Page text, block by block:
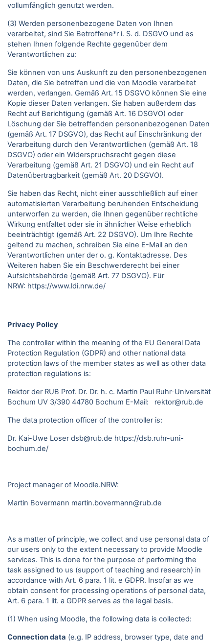
vollumfänglich genutzt werden.
(3) Werden personenbezogene Daten von Ihnen
verarbeitet, sind Sie Betroffene*r i. S. d. DSGVO und es
stehen Ihnen folgende Rechte gegenüber dem
Verantwortlichen zu:
Sie können von uns Auskunft zu den personenbezogenen
Daten, die Sie betreffen und die von Moodle verarbeitet
werden, verlangen. Gemäß Art. 15 DSGVO können Sie eine
Kopie dieser Daten verlangen. Sie haben außerdem das
Recht auf Berichtigung (gemäß Art. 16 DSGVO) oder
Löschung der Sie betreffenden personenbezogenen Daten
(gemäß Art. 17 DSGVO), das Recht auf Einschränkung der
Verarbeitung durch den Verantwortlichen (gemäß Art. 18
DSGVO) oder ein Widerspruchsrecht gegen diese
Verarbeitung (gemäß Art. 21 DSGVO) und ein Recht auf
Datenübertragbarkeit (gemäß Art. 20 DSGVO).
Sie haben das Recht, nicht einer ausschließlich auf einer
automatisierten Verarbeitung beruhenden Entscheidung
unterworfen zu werden, die Ihnen gegenüber rechtliche
Wirkung entfaltet oder sie in ähnlicher Weise erheblich
beeinträchtigt (gemäß Art. 22 DSGVO). Um Ihre Rechte
geltend zu machen, schreiben Sie eine E-Mail an den
Verantwortlichen unter der o. g. Kontaktadresse. Des
Weiteren haben Sie ein Beschwerderecht bei einer
Aufsichtsbehörde (gemäß Art. 77 DSGVO). Für
NRW: https://www.ldi.nrw.de/
Privacy Policy
The controller within the meaning of the EU General Data
Protection Regulation (GDPR) and other national data
protection laws of the member states as well as other data
protection regulations is:
Rektor der RUB Prof. Dr. Dr. h. c. Martin Paul Ruhr-Universität
Bochum UV 3/390 44780 Bochum E-Mail: rektor@rub.de
The data protection officer of the controller is:
Dr. Kai-Uwe Loser dsb@rub.de https://dsb.ruhr-uni-
bochum.de/
Project manager of Moodle.NRW:
Martin Bovermann martin.bovermann@rub.de
As a matter of principle, we collect and use personal data of
our users only to the extent necessary to provide Moodle
services. This is done for the purpose of performing the
task assigned to us (support of teaching and research) in
accordance with Art. 6 para. 1 lit. e GDPR. Insofar as we
obtain consent for processing operations of personal data,
Art. 6 para. 1 lit. a GDPR serves as the legal basis.
(1) When using Moodle, the following data is collected:
Connection data (e.g. IP address, browser type, date and